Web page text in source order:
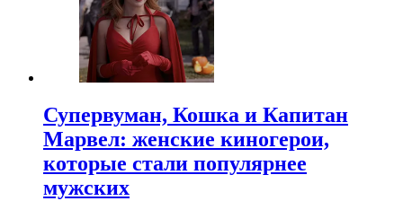
Супервуман, Кошка и Капитан
Марвел: женские киногерои,
которые стали популярнее
мужских